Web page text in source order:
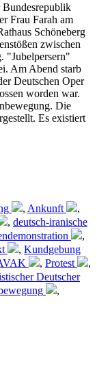
Bundesrepublik
Frau Farah am
Schöneberg
zwischen
"Jubelpersern"
Am Abend starb
Deutschen Oper
worden war.
Die
Es existiert
, Ankunft
,
, deutsch-iranische
,
, Kundgebung
, Protest
,
Deutscher
,